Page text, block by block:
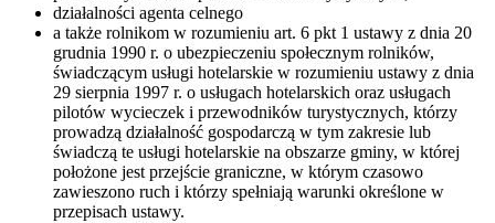
działalności agenta celnego
a także rolnikom w rozumieniu art. 6 pkt 1 ustawy z dnia 20
grudnia 1990 r. o ubezpieczeniu społecznym rolników,
świadczącym usługi hotelarskie w rozumieniu ustawy z dnia
29 sierpnia 1997 r. o usługach hotelarskich oraz usługach
pilotów wycieczek i przewodników turystycznych, którzy
prowadzą działalność gospodarczą w tym zakresie lub
świadczą te usługi hotelarskie na obszarze gminy, w której
położone jest przejście graniczne, w którym czasowo
zawieszono ruch i którzy spełniają warunki określone w
przepisach ustawy.